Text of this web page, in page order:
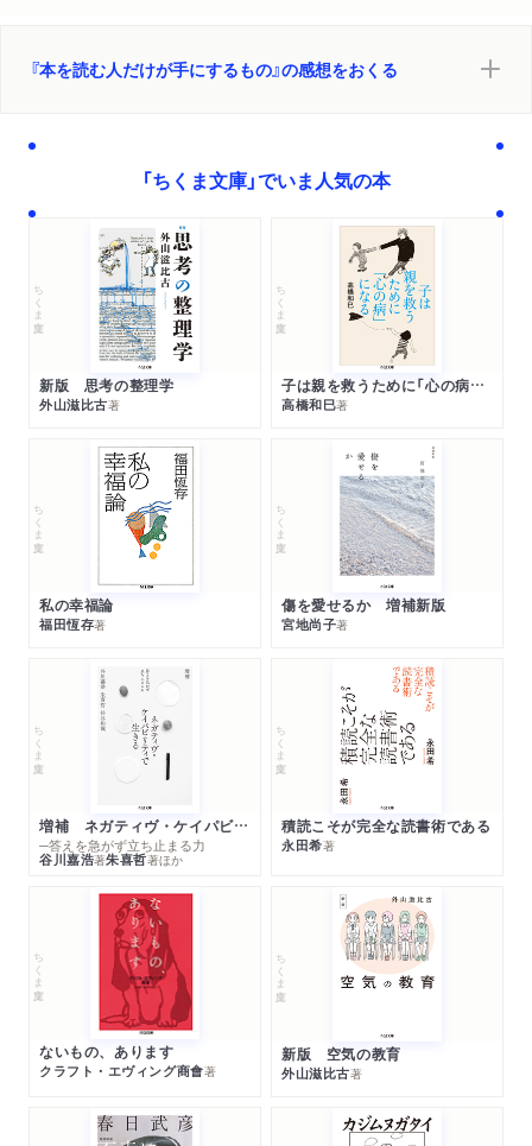
『本を読む人だけが手にするもの』の感想をおくる
「ちくま文庫」でいま人気の本
ちくま文庫
新版 思考の整理学
外山滋比古著
ちくま文庫
子は親を救うために「心の病」になる
高橋和巳著
ちくま文庫
私の幸福論
福田恆存著
ちくま文庫
傷を愛せるか 増補新版
宮地尚子著
ちくま文庫
増補 ネガティヴ・ケイパビリティで生きる
─答えを急がず立ち止まる力
谷川嘉浩著朱喜哲著ほか
ちくま文庫
積読こそが完全な読書術である
永田希著
ちくま文庫
ないもの、あります
クラフト・エヴィング商會著
ちくま文庫
新版 空気の教育
外山滋比古著